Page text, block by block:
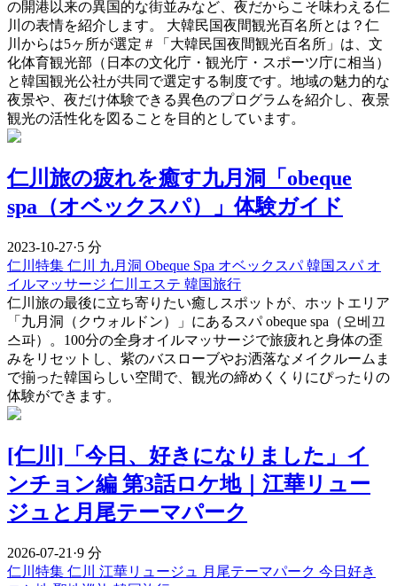
の開港以来の異国的な街並みなど、夜だからこそ味わえる仁
川の表情を紹介します。 大韓民国夜間観光百名所とは？仁
川からは5ヶ所が選定 # 「大韓民国夜間観光百名所」は、文
化体育観光部（日本の文化庁・観光庁・スポーツ庁に相当）
と韓国観光公社が共同で選定する制度です。地域の魅力的な
夜景や、夜だけ体験できる異色のプログラムを紹介し、夜景
観光の活性化を図ることを目的としています。
仁川旅の疲れを癒す九月洞「obeque
spa（オベックスパ）」体験ガイド
2023-10-27·5 分
仁川特集 仁川 九月洞 Obeque Spa オベックスパ韓国スパ オ
イルマッサージ 仁川エステ 韓国旅行
仁川旅の最後に立ち寄りたい癒しスポットが、ホットエリア
「九月洞（クウォルドン）」にあるスパ obeque spa（오베끄
스파）。100分の全身オイルマッサージで旅疲れと身体の歪
みをリセットし、紫のバスローブやお洒落なメイクルームま
で揃った韓国らしい空間で、観光の締めくくりにぴったりの
体験ができます。
[仁川]「今日、好きになりました」イ
ンチョン編 第3話ロケ地｜江華リュー
ジュと月尾テーマパーク
2026-07-21 ·9 分
仁川特集 仁川 江華リュージュ 月尾テーマパーク 今日好き